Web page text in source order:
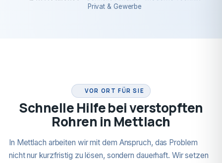
Privat & Gewerbe
VOR ORT FÜR SIE
Schnelle Hilfe bei verstopften
Rohren in Mettlach
In Mettlach arbeiten wir mit dem Anspruch, das Problem
nicht nur kurzfristig zu lösen, sondern dauerhaft. Wir setzen